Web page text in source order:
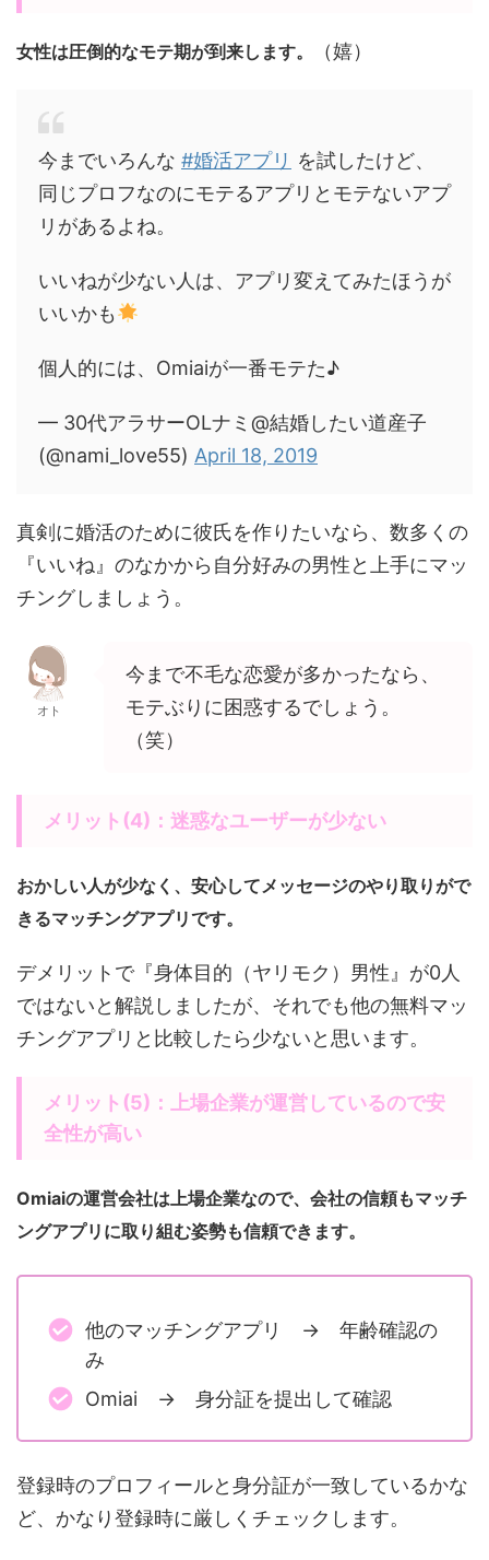
女性は圧倒的なモテ期が到来します。 （嬉）
今までいろんな #婚活アプリ を試したけど、
同じプロフなのにモテるアプリとモテないアプ
リがあるよね。
いいねが少ない人は、アプリ変えてみたほうが
いいかも
個人的には、Omiaiが一番モテた♪
— 30代アラサーOLナミ@結婚したい道産子
(@nami_love55) April 18, 2019
真剣に婚活のために彼氏を作りたいなら、数多くの
『いいね』のなかから自分好みの男性と上手にマッ
チングしましょう。
オト
今まで不毛な恋愛が多かったなら、
モテぶりに困惑するでしょう。
（笑）
メリット(4)：迷惑なユーザーが少ない
おかしい人が少なく、安心してメッセージのやり取りがで
きるマッチングアプリです。
デメリットで『身体目的（ヤリモク）男性』が0人
ではないと解説しましたが、それでも他の無料マッ
チングアプリと比較したら少ないと思います。
メリット(5)：上場企業が運営しているので安
全性が高い
Omiaiの運営会社は上場企業なので、会社の信頼もマッチ
ングアプリに取り組む姿勢も信頼できます。
他のマッチングアプリ → 年齢確認の
み
Omiai → 身分証を提出して確認
登録時のプロフィールと身分証が一致しているかな
ど、かなり登録時に厳しくチェックします。